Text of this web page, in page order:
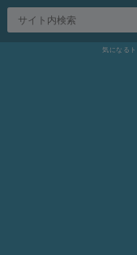
気になる